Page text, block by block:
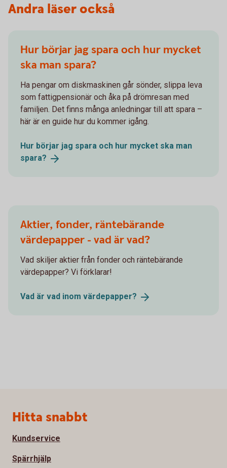
Andra läser också
Hur börjar jag spara och hur mycket
ska man spara?
Ha pengar om diskmaskinen går sönder, slippa leva
som fattigpensionär och åka på drömresan med
familjen. Det finns många anledningar till att spara –
här är en guide hur du kommer igång.
Hur börjar jag spara och hur mycket ska man
spara?
Aktier, fonder, räntebärande
värdepapper - vad är vad?
Vad skiljer aktier från fonder och räntebärande
värdepapper? Vi förklarar!
Vad är vad inom värdepapper?
Sidfot
Hitta snabbt
Kundservice
Spärrhjälp